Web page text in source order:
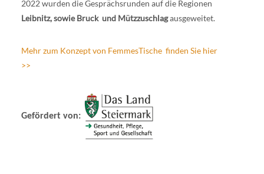
2022 wurden die Gesprächsrunden auf die Regionen
Leibnitz, sowie Bruck und Mützzuschlagausgeweitet.
Mehr zum Konzept von FemmesTische finden Sie hier
>>
Gefördert von: